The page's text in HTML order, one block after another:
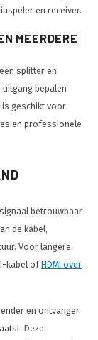
en receiver.
MEERDERE
splitter en
bepalen
is geschikt voor
en professionele
betrouwbaar
de kabel,
Voor langere
kabel ofHDMI over
en ontvanger
Deze